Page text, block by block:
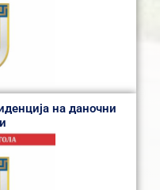
на даночни